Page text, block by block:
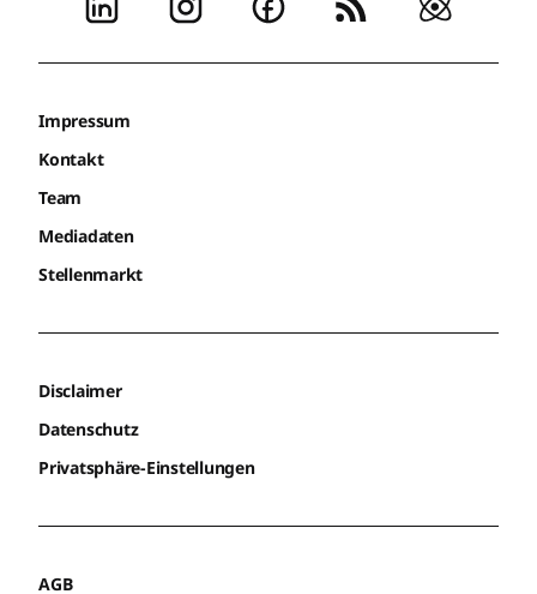
Impressum
Kontakt
Team
Mediadaten
Stellenmarkt
Disclaimer
Datenschutz
Privatsphäre-Einstellungen
AGB